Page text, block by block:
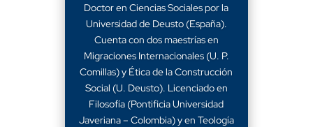
Doctor en Ciencias Sociales por la
Universidad de Deusto (España).
Cuenta con dos maestrías en
Migraciones Internacionales (U. P.
Comillas) y Ética de la Construcción
Social (U. Deusto). Licenciado en
Filosofía (Pontificia Universidad
Javeriana – Colombia) y en Teología